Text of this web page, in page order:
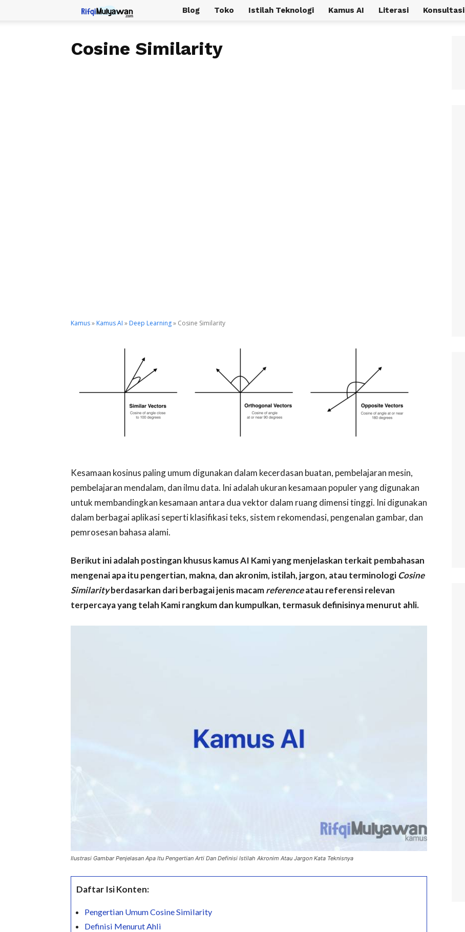
Rifqi
Blog Toko Istilah Teknologi Kamus AI Literasi Konsultasi
Cosine Similarity
Kamus» Kamus AI » Deep Learning» Cosine Similarity
Kesamaan kosinus paling umum digunakan dalam kecerdasan buatan, pembelajaran mesin,
pembelajaran mendalam, dan ilmu data. Ini adalah ukuran kesamaan populer yang digunakan
untuk membandingkan kesamaan antara dua vektor dalam ruang dimensi tinggi. Ini digunakan
dalam berbagai aplikasi seperti klasifikasi teks, sistem rekomendasi, pengenalan gambar, dan
pemrosesan bahasa alami.
Berikut ini adalah postingan khusus kamus AI Kami yang menjelaskan terkait pembahasan
mengenai apa itu pengertian, makna, dan akronim, istilah, jargon, atau terminologiCosine
Similarityberdasarkan dari berbagai jenis macamreferenceatau referensi relevan
terpercaya yang telah Kami rangkum dan kumpulkan, termasuk definisinya menurut ahli.
Ilustrasi Gambar Penjelasan Apa Itu Pengertian Arti Dan Definisi Istilah Akronim Atau Jargon Kata Teknisnya
Daftar Isi Konten:
Pengertian Umum Cosine Similarity
Definisi Menurut Ahli